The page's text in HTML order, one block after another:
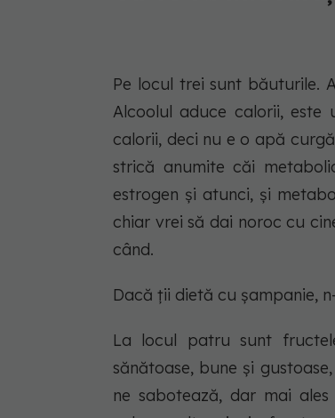
Pe locul trei sunt băuturile.
Alcoolul aduce calorii,
calorii, deci nu e o apă
strică anumite căi
estrogen și atunci, și
chiar vrei să dai noroc cu
când.
Dacă ții dietă cu șampanie,
La locul patru sunt
sănătoase, bune și
ne sabotează, dar mai